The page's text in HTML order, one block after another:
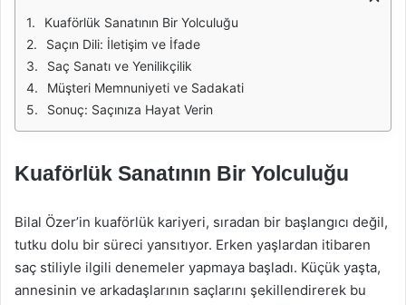
Kuaförlük Sanatının Bir Yolculuğu
Saçın Dili: İletişim ve İfade
Saç Sanatı ve Yenilikçilik
Müşteri Memnuniyeti ve Sadakati
Sonuç: Saçınıza Hayat Verin
Kuaförlük Sanatının Bir Yolculuğu
Bilal Özer’in kuaförlük kariyeri, sıradan bir başlangıcı değil,
tutku dolu bir süreci yansıtıyor. Erken yaşlardan itibaren
saç stiliyle ilgili denemeler yapmaya başladı. Küçük yaşta,
annesinin ve arkadaşlarının saçlarını şekillendirerek bu